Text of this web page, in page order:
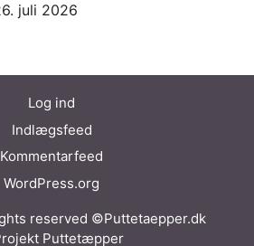
juli 2026
Log ind
Indlægsfeed
Kommentarfeed
WordPress.org
reserved ©Puttetaepper.dk
Puttetæpper